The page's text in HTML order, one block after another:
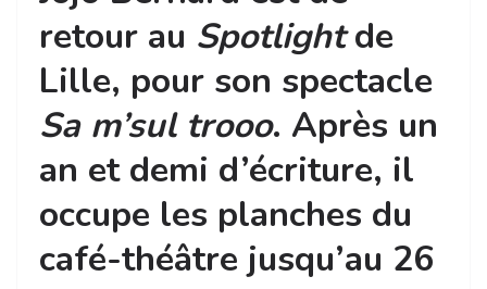
retour au Spotlightde
Lille, pour son spectacle
Sa m’sul trooo. Après un
an et demi d’écriture, il
occupe les planches du
café-théâtre jusqu’au 26